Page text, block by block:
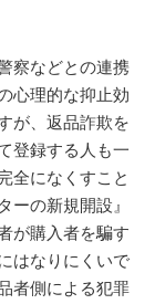
察などとの連携
心理的な抑止効
が、返品詐欺を
登録する人も一
全になくすこと
ーの新規開設』
が購入者を騙す
はなりにくいで
者側による犯罪